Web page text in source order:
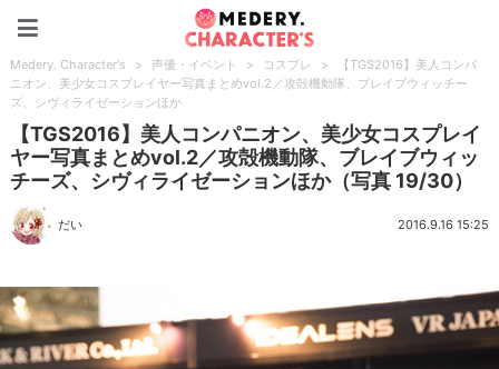
Medery. Character's > 声優・イベント > コスプレ >
【TGS2016】美人コンパ
ニオン、美少女コスプレイヤー写真まとめvol.2／攻殻機動隊、ブレイブウィッチー
ズ、シヴィライゼーションほか
【TGS2016】美人コンパニオン、美少女コスプレイ
ヤー写真まとめvol.2／攻殻機動隊、ブレイブウィッ
チーズ、シヴィライゼーションほか（写真 19/30）
だい 2016.9.16 15:25